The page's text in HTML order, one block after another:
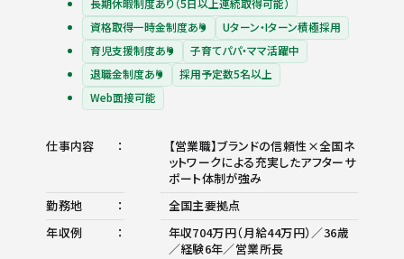
長期休暇制度あり（5日以上連続取得可能）
資格取得一時金制度あり
Uターン・Iターン積極採用
育児支援制度あり
子育てパパ・ママ活躍中
退職金制度あり
採用予定数5名以上
Web面接可能
仕事内容
【営業職】ブランドの信頼性×全国ネ
ットワークによる充実したアフターサ
ポート体制が強み
勤務地
全国主要拠点
年収例
年収704万円（月給44万円）／36歳
／経験6年／営業所長